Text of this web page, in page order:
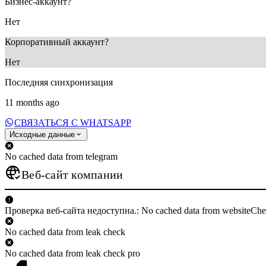
Нет
Корпоративный аккаунт?
Нет
Последняя синхронизация
11 months ago
СВЯЗАТЬСЯ С WHATSAPP
Исходные данные
No cached data from telegram
Веб-сайт компании
Проверка веб-сайта недоступна.: No cached data from
No cached data from leak check
No cached data from leak check pro